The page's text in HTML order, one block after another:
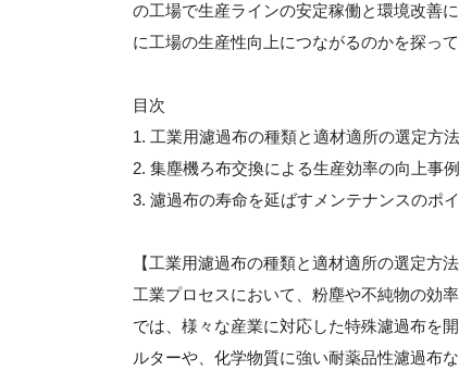
の工場で生産ラインの安定稼働と環境改善
に工場の生産性向上につながるのかを探って
目次
1. 工業用濾過布の種類と適材適所の選定方法
2. 集塵機ろ布交換による生産効率の向上事例
3. 濾過布の寿命を延ばすメンテナンスのポ
【工業用濾過布の種類と適材適所の選定方法
工業プロセスにおいて、粉塵や不純物の効
では、様々な産業に対応した特殊濾過布を
ルターや、化学物質に強い耐薬品性濾過布